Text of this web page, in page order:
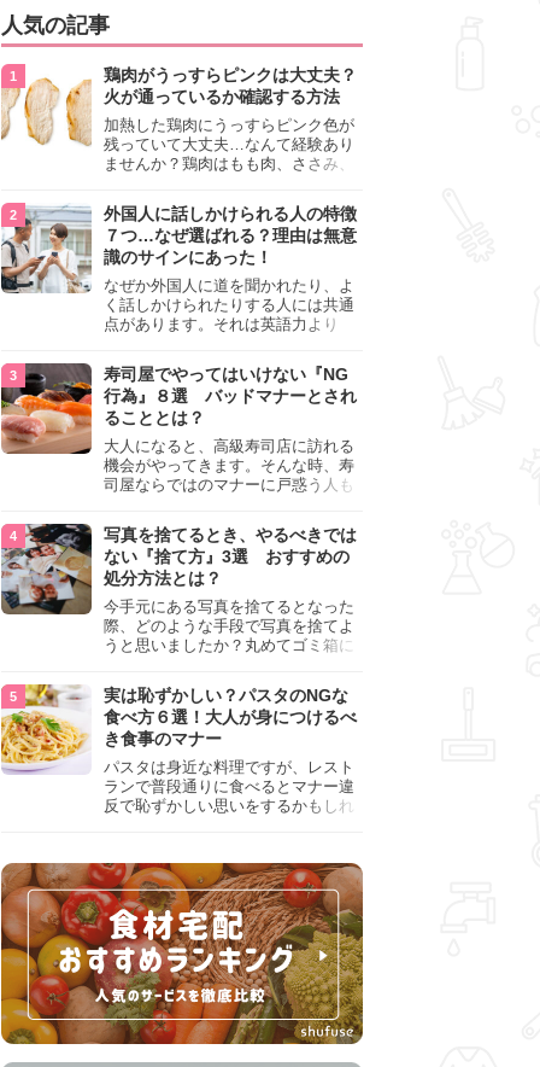
人気の記事
鶏肉がうっすらピンクは大丈夫？
火が通っているか確認する方法
加熱した鶏肉にうっすらピンク色が
残っていて大丈夫…なんて経験あり
ませんか？鶏肉はもも肉、ささみ、
わいが異なり、いろいろと楽しめる
料理ですが、鶏肉は加熱した後でも
うっすらピンク色の部分が大丈夫な
のと気になるときがあります。この
記事では生焼けか火が通っているの
かを確認する方法や、鶏肉を調理す
るときの注意点を紹介しますので、
参考にしてみてくださいね。
外国人に話しかけられる人の特徴
７つ…なぜ選ばれる？理由は無意
識のサインにあった！
なぜか外国人に道を聞かれたり、よ
く話しかけられたりする人には共通
点があります。それは英語力より
けても大丈夫」というサインが関係
しています。よく選ばれる人の特徴
や、英語が苦手でも焦らない対処
法、自分を守るための注意点を詳し
く解説します。
寿司屋でやってはいけない『NG
行為』８選 バッドマナーとされ
ることとは？
大人になると、高級寿司店に訪れる
機会がやってきます。そんな時、寿
司屋ならではのマナーに戸惑う人も
らためて寿司屋でやってはいけない
『NG行為』をチェックしましょう。
写真を捨てるとき、やるべきでは
ない『捨て方』3選 おすすめの
処分方法とは？
今手元にある写真を捨てるとなった
際、どのような手段で写真を捨てよ
うと思いましたか？丸めてゴミ箱に
真は個人情報が詰まっているので、
ただ丸めただけの状態で捨ててしま
うのは危険です。写真にすべきでは
ない捨て方をまとめているので、ぜ
ひチェックしておきましょう。
実は恥ずかしい？パスタのNGな
食べ方６選！大人が身につけるべ
き食事のマナー
パスタは身近な料理ですが、レスト
ランで普段通りに食べるとマナー違
反で恥ずかしい思いをするかもしれ
して、正しい食べ方を確認しましょ
う。大人の嗜みとして知っておきた
い新常識を解説します。